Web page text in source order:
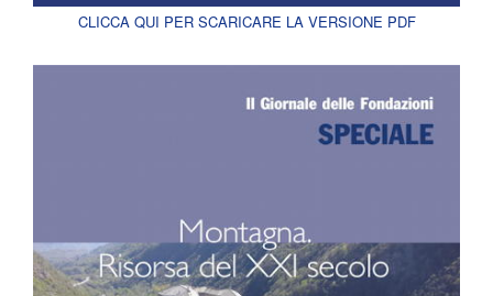
CLICCA QUI PER SCARICARE LA VERSIONE PDF